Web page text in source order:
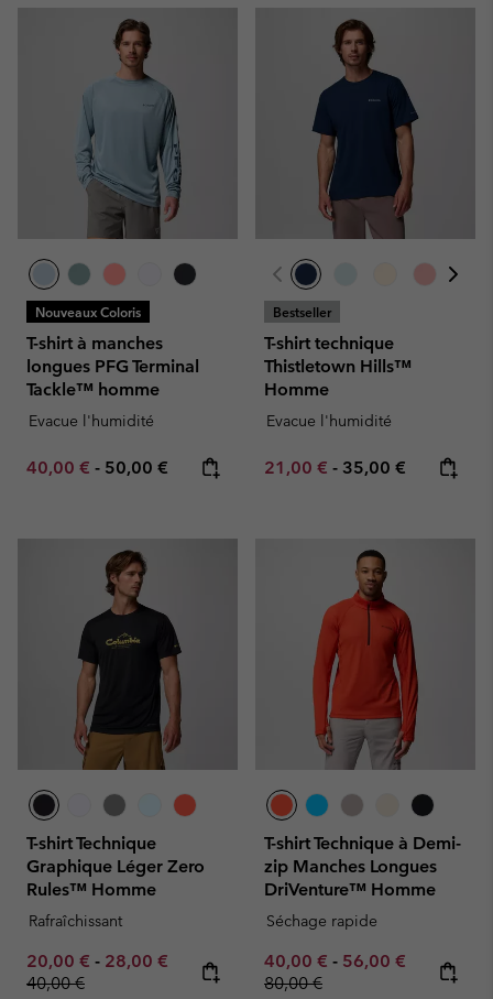
Nouveaux Coloris
T-shirt à manches
longues PFG Terminal
Tackle™ homme
Evacue l'humidité
Minimum sale price:
40,00 € - Maximum price:
50,00 €
Bestseller
T-shirt technique
Thistletown Hills™
Homme
Evacue l'humidité
Minimum sale price:
21,00 € - Maximum price:
35,00 €
T-shirt Technique
Graphique Léger Zero
Rules™ Homme
Rafraîchissant
Minimum sale price:
20,00 € - Maximum sale price:
28,00 € Regular price:
40,00 €
T-shirt Technique à Demi-
zip Manches Longues
DriVenture™ Homme
Séchage rapide
Minimum sale price:
40,00 € - Maximum sale
56,00 € Regular
80,00 €